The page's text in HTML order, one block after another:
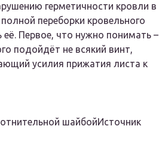
герметичности кровли в
переборки кровельного
Первое, что нужно понимать –
подойдёт не всякий винт,
усилия прижатия листа к
шайбойИсточник